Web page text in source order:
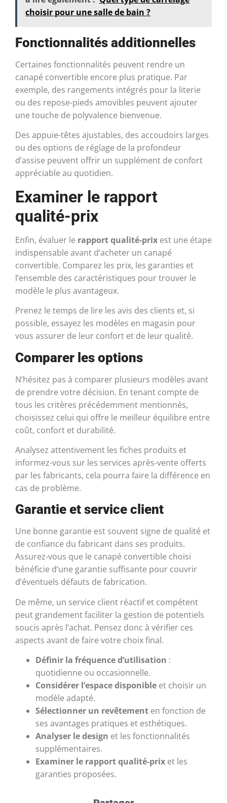
choisir pour une salle de bain ?
Fonctionnalités additionnelles
Certaines fonctionnalités peuvent rendre un
canapé convertible encore plus pratique. Par
exemple, des rangements intégrés pour la literie
ou des repose-pieds amovibles peuvent ajouter
une touche de polyvalence bienvenue.
Des appuie-têtes ajustables, des accoudoirs larges
ou des options de réglage de la profondeur
d’assise peuvent offrir un supplément de confort
appréciable au quotidien.
Examiner le rapport
qualité-prix
Enfin, évaluer le rapport qualité-prix est une étape
indispensable avant d’acheter un canapé
convertible. Comparez les prix, les garanties et
l’ensemble des caractéristiques pour trouver le
modèle le plus avantageux.
Prenez le temps de lire les avis des clients et, si
possible, essayez les modèles en magasin pour
vous assurer de leur confort et de leur qualité.
Comparer les options
N’hésitez pas à comparer plusieurs modèles avant
de prendre votre décision. En tenant compte de
tous les critères précédemment mentionnés,
choisissez celui qui offre le meilleur équilibre entre
coût, confort et durabilité.
Analysez attentivement les fiches produits et
informez-vous sur les services après-vente offerts
par les fabricants, cela pourra faire la différence en
cas de problème.
Garantie et service client
Une bonne garantie est souvent signe de qualité et
de confiance du fabricant dans ses produits.
Assurez-vous que le canapé convertible choisi
bénéficie d’une garantie suffisante pour couvrir
d’éventuels défauts de fabrication.
De même, un service client réactif et compétent
peut grandement faciliter la gestion de potentiels
soucis après l’achat. Pensez donc à vérifier ces
aspects avant de faire votre choix final.
Définir la fréquence d’utilisation :
quotidienne ou occasionnelle.
Considérer l’espace disponible et choisir un
modèle adapté.
Sélectionner un revêtement en fonction de
ses avantages pratiques et esthétiques.
Analyser le design et les fonctionnalités
supplémentaires.
Examiner le rapport qualité-prix et les
garanties proposées.